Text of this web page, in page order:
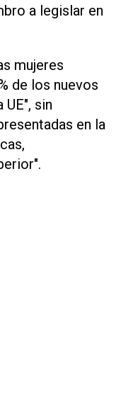
a legislar en
mujeres
de los nuevos
sin
en la